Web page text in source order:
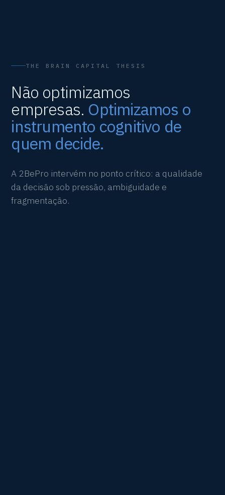
THE BRAIN CAPITAL THESIS
Não optimizamos
empresas. Optimizamos o
instrumento cognitivo de
quem decide.
A 2BePro intervém no ponto crítico: a qualidade
da decisão sob pressão, ambiguidade e
fragmentação.